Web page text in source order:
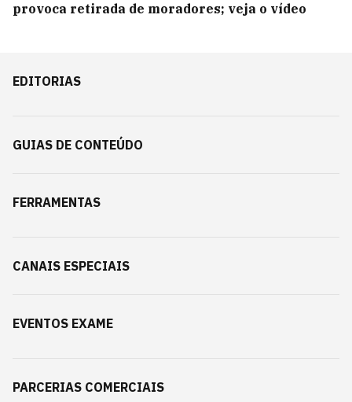
provoca retirada de moradores; veja o vídeo
EDITORIAS
GUIAS DE CONTEÚDO
FERRAMENTAS
CANAIS ESPECIAIS
EVENTOS EXAME
PARCERIAS COMERCIAIS